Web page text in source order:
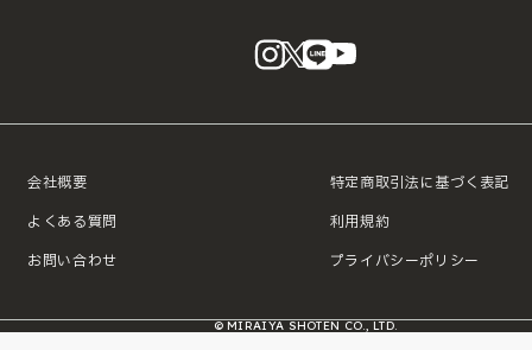
instagram
X LINE
会社概要
よくある質問
お問い合わせ
特定商取引法に基づく表記
利用規約
プライバシーポリシー
© MIRAIYA SHOTEN CO., LTD.